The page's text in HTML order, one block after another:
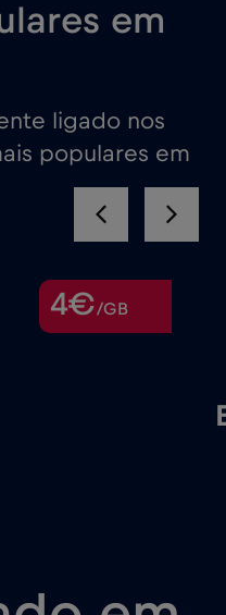
em
ligado nos
populares em
4€/GB